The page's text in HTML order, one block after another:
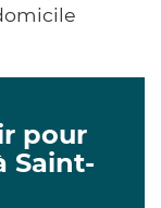
pour
Saint-